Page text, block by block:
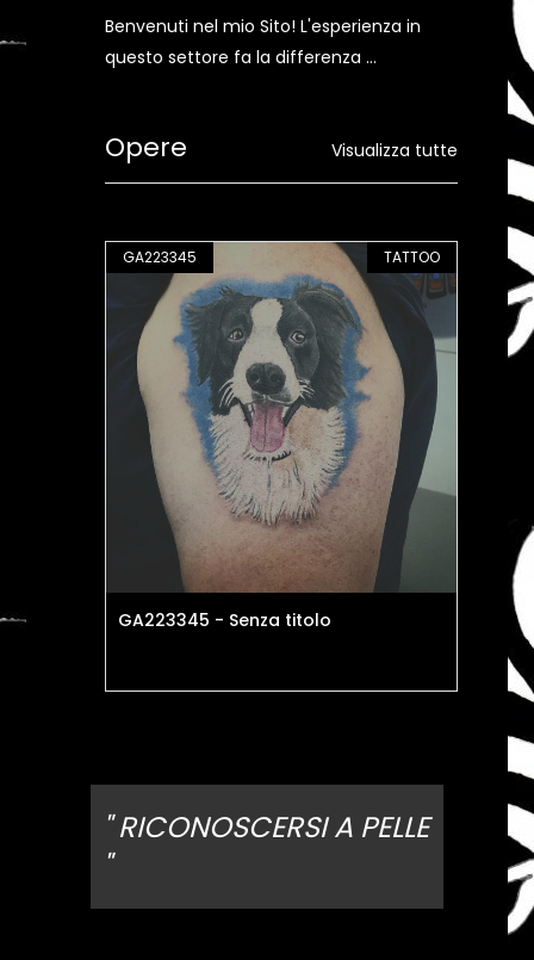
Benvenuti nel mio Sito! L'esperienza in
questo settore fa la differenza ...
Visualizza tutte
Opere
GA223345 TATTOO
GA223345 - Senza titolo
" RICONOSCERSI A PELLE
"